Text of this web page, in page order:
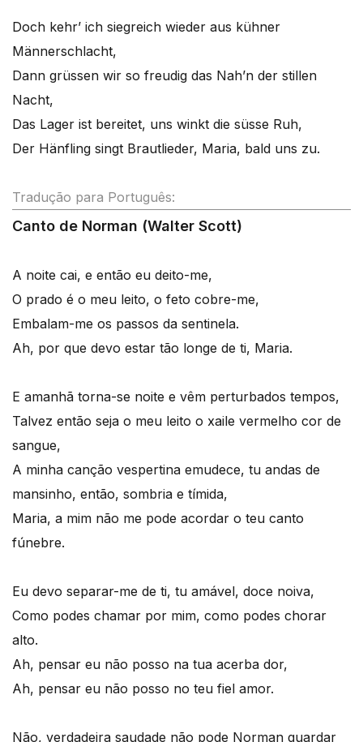
Doch kehr’ ich siegreich wieder aus kühner
Männerschlacht,
Dann grüssen wir so freudig das Nah’n der stillen
Nacht,
Das Lager ist bereitet, uns winkt die süsse Ruh,
Der Hänfling singt Brautlieder, Maria, bald uns zu.
Tradução para Português:
Canto de Norman (Walter Scott)
A noite cai, e então eu deito-me,
O prado é o meu leito, o feto cobre-me,
Embalam-me os passos da sentinela.
Ah, por que devo estar tão longe de ti, Maria.
E amanhã torna-se noite e vêm perturbados tempos,
Talvez então seja o meu leito o xaile vermelho cor de
sangue,
A minha canção vespertina emudece, tu andas de
mansinho, então, sombria e tímida,
Maria, a mim não me pode acordar o teu canto
fúnebre.
Eu devo separar-me de ti, tu amável, doce noiva,
Como podes chamar por mim, como podes chorar
alto.
Ah, pensar eu não posso na tua acerba dor,
Ah, pensar eu não posso no teu fiel amor.
Não, verdadeira saudade não pode Norman guardar